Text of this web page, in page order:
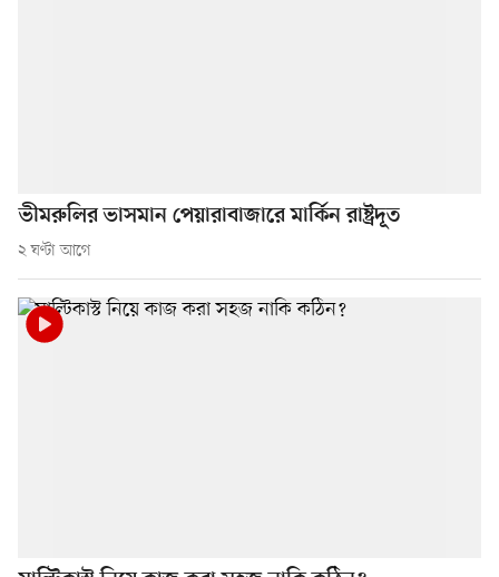
ভীমরুলির ভাসমান পেয়ারাবাজারে মার্কিন রাষ্ট্রদূত
২ ঘণ্টা আগে